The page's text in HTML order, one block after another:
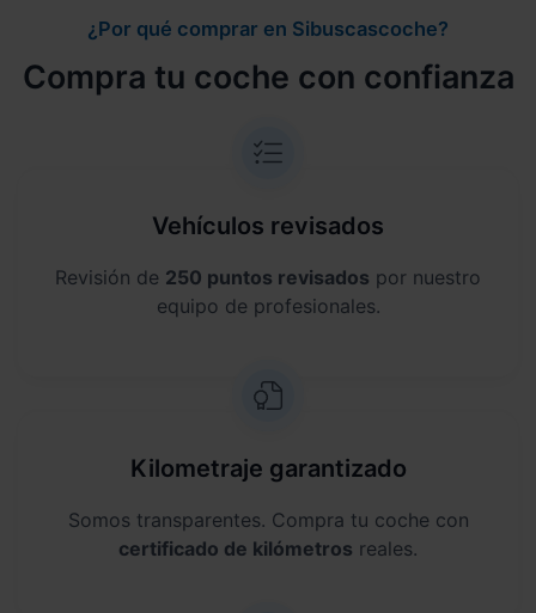
¿Por qué comprar en Sibuscascoche?
Compra tu coche con confianza
Vehículos revisados
Revisión de 250 puntos revisados por nuestro
equipo de profesionales.
Kilometraje garantizado
Somos transparentes. Compra tu coche con
certificado de kilómetros reales.